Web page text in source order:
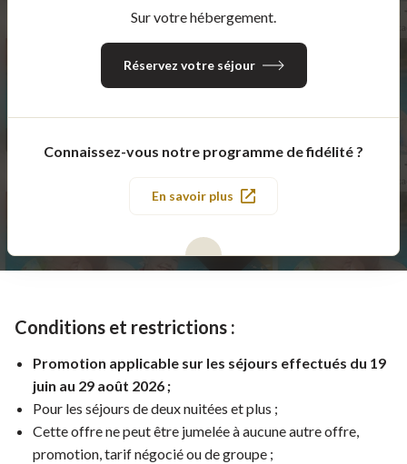
Sur votre hébergement.
Réservez votre séjour
Connaissez-vous notre programme de fidélité ?
En savoir plus
Conditions et restrictions :
Promotion applicable sur les séjours effectués du 19
juin au 29 août 2026 ;
Pour les séjours de deux nuitées et plus ;
Cette offre ne peut être jumelée à aucune autre offre,
promotion, tarif négocié ou de groupe ;